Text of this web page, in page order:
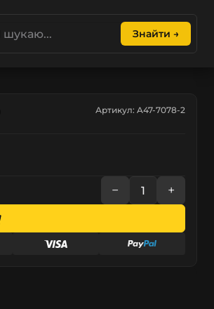
Знайти →
Артикул: A47-7078-2
− +